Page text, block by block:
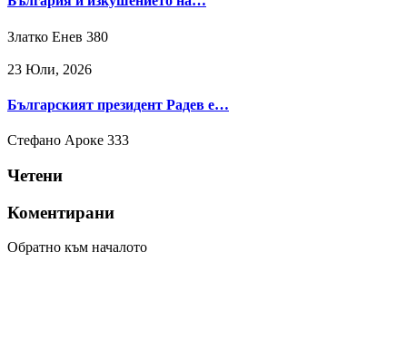
Златко Енев 380
23 Юли, 2026
Българският президент Радев е…
Стефано Ароке 333
Четени
Коментирани
Обратно към началото